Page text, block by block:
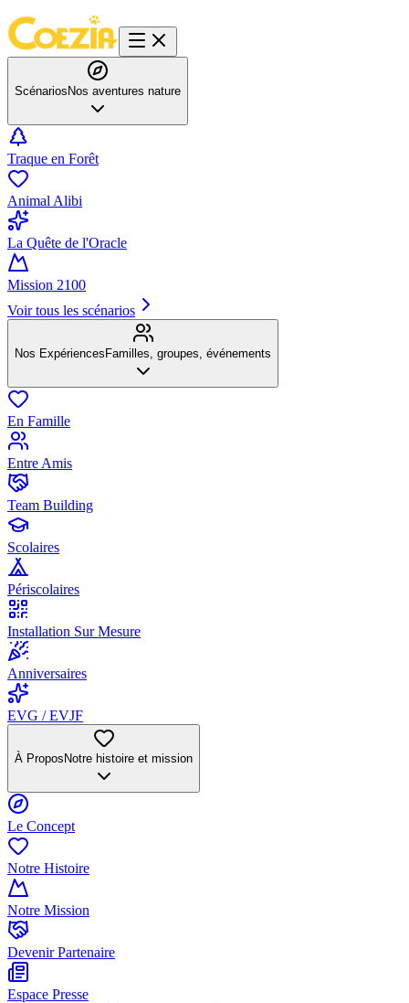
Scénarios Nos aventures nature
Traque en Forêt
Animal Alibi
La Quête de l'Oracle
Mission 2100
Voir tous les scénarios
Nos Expériences Familles, groupes, événements
En Famille
Entre Amis
Team Building
Scolaires
Périscolaires
Installation Sur Mesure
Anniversaires
EVG / EVJF
À Propos Notre histoire et mission
Le Concept
Notre Histoire
Notre Mission
Devenir Partenaire
Espace Presse